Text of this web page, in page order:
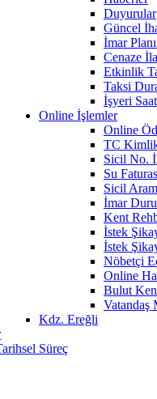
Duyurular
Güncel
İmar
Cenaze
Etkinlik
Taksi
İşyeri
Online İşlemler
Online
TC
Sicil No.
Su
Sicil
İmar
Kent
İstek
İstek
Nöbetçi
Online
Bulut
Vatandaş
Kdz. Ereğli
Süreç